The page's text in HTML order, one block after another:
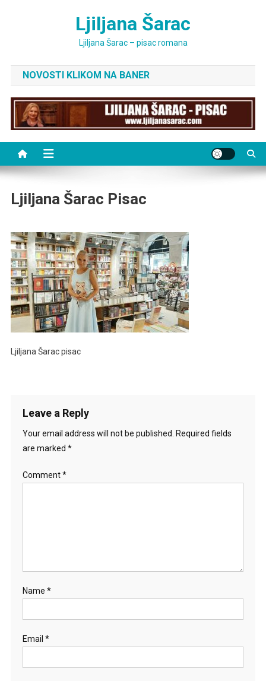
Ljiljana Šarac
Ljiljana Šarac – pisac romana
NOVOSTI KLIKOM NA BANER
Ljiljana Šarac Pisac
Ljiljana Šarac pisac
Leave a Reply
Your email address will not be published.
Required fields
are marked *
Comment*
Name *
Email *